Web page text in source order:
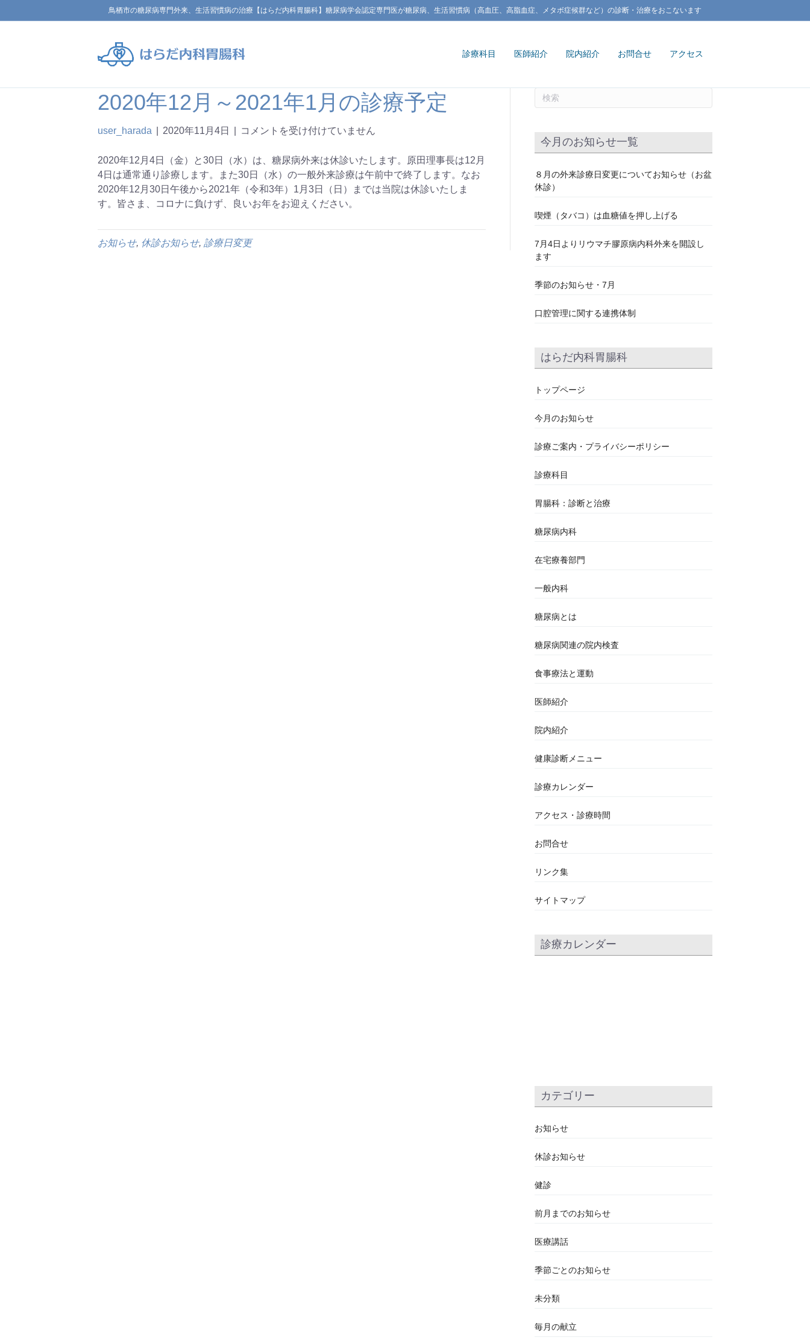
鳥栖市の糖尿病専門外来、生活習慣病の治療【はらだ内科胃腸科】糖尿病学会認定専門医が糖尿病、生活習慣病（高血圧、高脂血症、メタボ症候群など）の診断・治療をおこないます
診療科目 医師紹介 院内紹介 お問合せ アクセス
2020年12月～2021年1月の診療予定
user_harada 2020年11月4日 コメントを受け付けていません
2020年12月4日（金）と30日（水）は、糖尿病外来は休診いたします。原田理事長は12月
4日は通常通り診療します。また30日（水）の一般外来診療は午前中で終了します。なお
2020年12月30日午後から2021年（令和3年）1月3日（日）までは当院は休診いたしま
す。皆さま、コロナに負けず、良いお年をお迎えください。
お知らせ, 休診お知らせ, 診療日変更
今月のお知らせ一覧
８月の外来診療日変更についてお知らせ（お盆
休診）
喫煙（タバコ）は血糖値を押し上げる
7月4日よりリウマチ膠原病内科外来を開設し
ます
季節のお知らせ・7月
口腔管理に関する連携体制
はらだ内科胃腸科
トップページ
今月のお知らせ
診療ご案内・プライバシーポリシー
診療科目
胃腸科：診断と治療
糖尿病内科
在宅療養部門
一般内科
糖尿病とは
糖尿病関連の院内検査
食事療法と運動
医師紹介
院内紹介
健康診断メニュー
診療カレンダー
アクセス・診療時間
お問合せ
リンク集
サイトマップ
診療カレンダー
カテゴリー
お知らせ
休診お知らせ
健診
前月までのお知らせ
医療講話
季節ごとのお知らせ
未分類
毎月の献立